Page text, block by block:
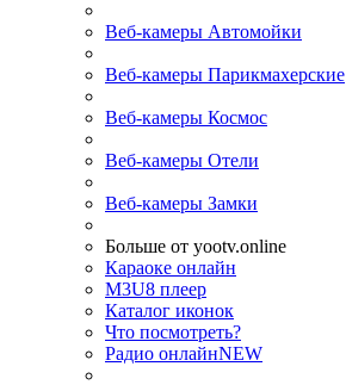
Веб-камеры Автомойки
Веб-камеры Парикмахерские
Веб-камеры Космос
Веб-камеры Отели
Веб-камеры Замки
Больше от yootv.online
Караоке онлайн
M3U8 плеер
Каталог иконок
Что посмотреть?
Радио онлайнNEW